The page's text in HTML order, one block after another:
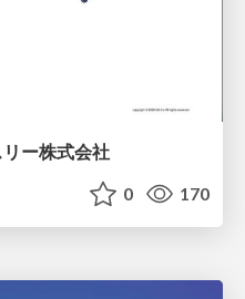
ー株式会社
0 170